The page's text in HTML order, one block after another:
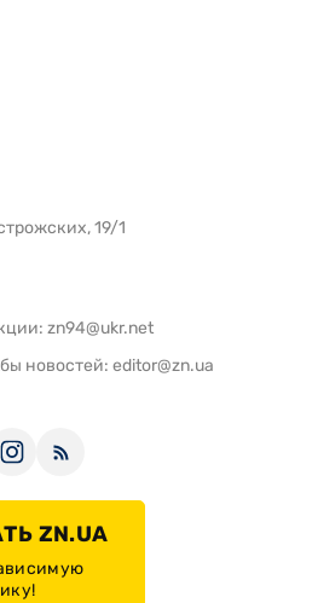
19/1
zn94@ukr.net
новостей: editor@zn.ua
ZN.UA